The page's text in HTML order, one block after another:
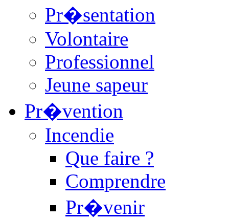
Pr�sentation
Volontaire
Professionnel
Jeune sapeur
Pr�vention
Incendie
Que faire ?
Comprendre
Pr�venir